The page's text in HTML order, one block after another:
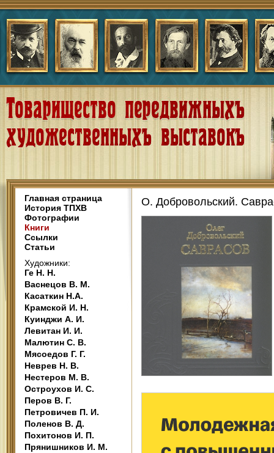
Главная страница
История ТПХВ
Фотографии
Книги
Ссылки
Статьи
Художники:
Ге Н. Н.
Васнецов В. М.
Касаткин Н.А.
Крамской И. Н.
Куинджи А. И.
Левитан И. И.
Малютин С. В.
Мясоедов Г. Г.
Неврев Н. В.
Нестеров М. В.
Остроухов И. С.
Перов В. Г.
Петровичев П. И.
Поленов В. Д.
Похитонов И. П.
Прянишников И. М.
О. Добровольский.